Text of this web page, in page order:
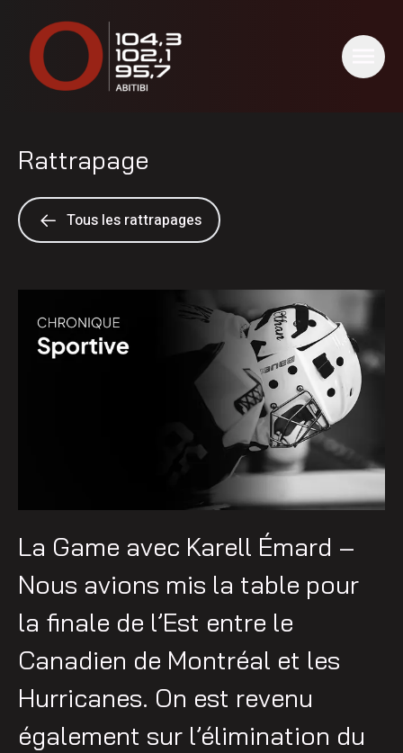
Rattrapage
Tous les rattrapages
La Game avec Karell Émard –
Nous avions mis la table pour
la finale de l’Est entre le
Canadien de Montréal et les
Hurricanes. On est revenu
également sur l’élimination du